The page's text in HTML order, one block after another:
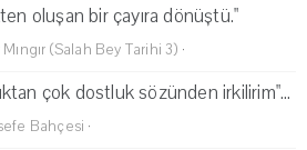
oluşan bir çayıra dönüştü."
(Salah Bey Tarihi 3) ·
çok dostluk sözünden irkilirim"...
Bahçesi ·